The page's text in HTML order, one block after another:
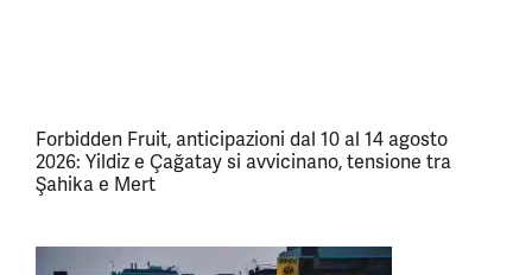
Forbidden Fruit, anticipazioni dal 10 al 14 agosto
2026: Yildiz e Çağatay si avvicinano, tensione tra
Şahika e Mert